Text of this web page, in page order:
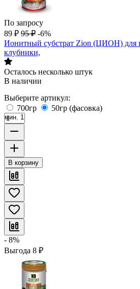
По запросу
89 ₽ 95 ₽ -6%
Ионитный субстрат Zion (ЦИОН) для
клубники,
Осталось несколько штук
В наличии
Выберите артикул:
700гр
50гр (фасовка)
мин. 1
В корзину
- 8%
Выгода 8 ₽